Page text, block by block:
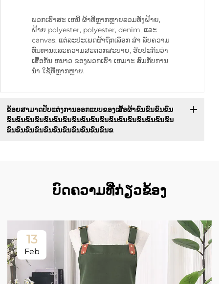
ພວກເຮົາສະ ເຫນີ ຜ້າທີ່ຫຼາກຫຼາຍລວມທັງຝ້າຍ,
ຝ້າຍ polyester, polyester, denim, ແລະ
canvas. ແຕ່ລະປະເພດຜ້າຖືກເລືອກ ສໍາ ລັບຄວາມ
ທົນທານແລະຄວາມສະດວກສະບາຍ, ຮັບປະກັນວ່າ
ເສື້ອກັນ ຫນາວ ຂອງພວກເຮົາ ເຫມາະ ສົມກັບການ
ນໍາ ໃຊ້ທີ່ຫຼາກຫຼາຍ.
ຂ້ອຍສາມາດປັບແຕ່ງການອອກແບບຂອງເສື້ອຜ້າຂົນຂົນຂົນຂົນ
ຂົນຂົນຂົນຂົນຂົນຂົນຂົນຂົນຂົນຂົນຂົນຂົນຂົນຂົນຂົນຂົນຂົນຂົນ
ຂົນຂົນຂົນຂົນຂົນຂົນຂົນຂົນຂົນຂົນຂົນຂ
ບົດຄວາມທີ່ກ່ຽວຂ້ອງ
13
Feb